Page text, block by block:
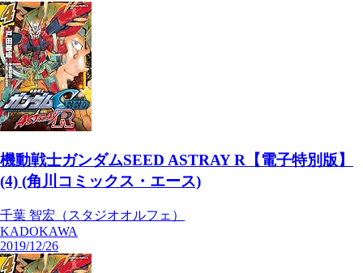
機動戦士ガンダムSEED ASTRAY R【電子特別版】
(4) (角川コミックス・エース)
千葉 智宏（スタジオオルフェ）
KADOKAWA
2019/12/26